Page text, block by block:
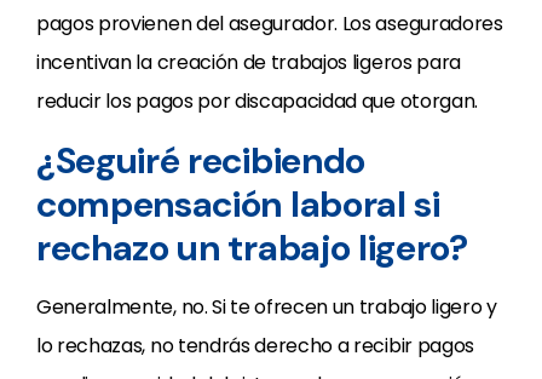
pagos provienen del asegurador. Los aseguradores
incentivan la creación de trabajos ligeros para
reducir los pagos por discapacidad que otorgan.
¿Seguiré recibiendo
compensación laboral si
rechazo un trabajo ligero?
Generalmente, no. Si te ofrecen un trabajo ligero y
lo rechazas, no tendrás derecho a recibir pagos